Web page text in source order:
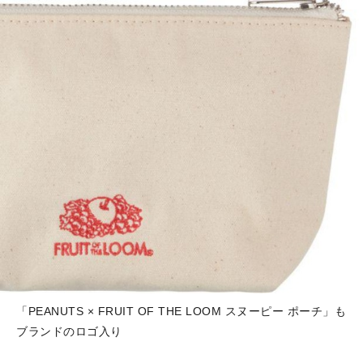
「PEANUTS × FRUIT OF THE LOOM スヌーピー ポーチ」も
ブランドのロゴ入り